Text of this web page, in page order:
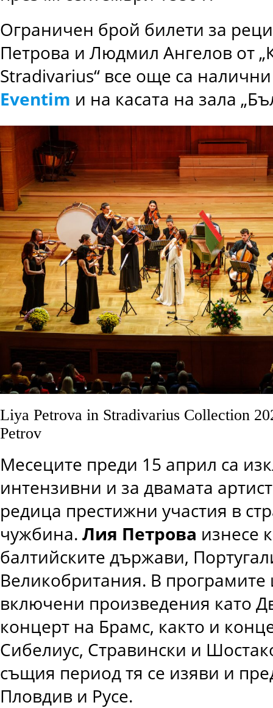
Ограничен брой билети за
Петрова и Людмил Ангелов от
Stradivarius“ все още са
Eventim и на касата на зала
Liya Petrova in Stradivarius Collection
Petrov
Месеците преди 15 април са
интензивни и за двамата
редица престижни участия в
чужбина. Лия Петрова изнесе
балтийските държави,
Великобритания. В програмите
включени произведения като
концерт на Брамс, както и
Сибелиус, Стравински и
същия период тя се изяви и
Пловдив и Русе.